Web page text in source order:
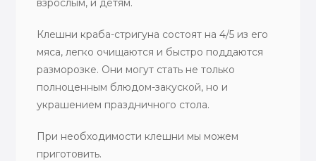
взрослым, и детям.
Клешни краба-стригуна состоят на 4/5 из его
мяса, легко очищаются и быстро поддаются
разморозке. Они могут стать не только
полноценным блюдом-закуской, но и
украшением праздничного стола.
При необходимости клешни мы можем
приготовить.